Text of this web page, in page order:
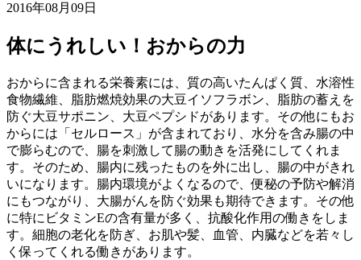
2016年08月09日
体にうれしい！おからの力
おからに含まれる栄養素には、質の高いたんぱく質、水溶性
食物繊維、脂肪燃焼効果の大豆イソフラボン、脂肪の蓄えを
防ぐ大豆サポニン、大豆ペプシドがあります。その他にもお
からには「セルロース」が含まれており、水分を含み腸の中
で膨らむので、腸を刺激して腸の動きを活発にしてくれま
す。そのため、腸内に残ったものを外に出し、腸の中がきれ
いになります。腸内環境がよくなるので、便秘の予防や解消
にもつながり、大腸がんを防ぐ効果も期待できます。その他
に特にビタミンEの含有量が多く、抗酸化作用の働きをしま
す。細胞の老化を防ぎ、お肌や髪、血管、内臓などを若々し
く保ってくれる働きがあります。